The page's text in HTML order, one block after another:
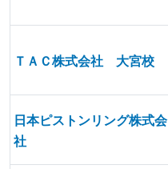
ＴＡＣ株式会社 大宮校
日本ピストンリング株式会
社